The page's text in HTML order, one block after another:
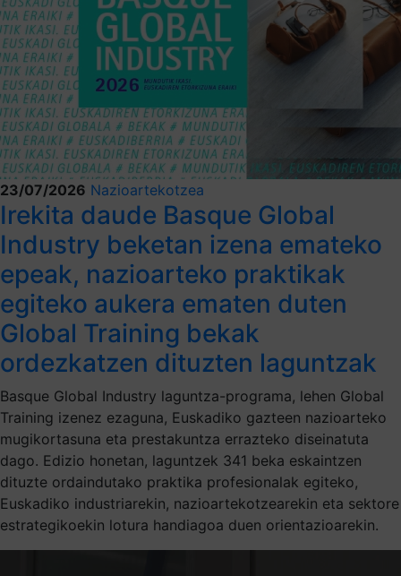
23/07/2026 Nazioartekotzea
Irekita daude Basque Global
Industry beketan izena emateko
epeak, nazioarteko praktikak
egiteko aukera ematen duten
Global Training bekak
ordezkatzen dituzten laguntzak
Basque Global Industry laguntza-programa, lehen Global
Training izenez ezaguna, Euskadiko gazteen nazioarteko
mugikortasuna eta prestakuntza errazteko diseinatuta
dago. Edizio honetan, laguntzek 341 beka eskaintzen
dituzte ordaindutako praktika profesionalak egiteko,
Euskadiko industriarekin, nazioartekotzearekin eta sektore
estrategikoekin lotura handiagoa duen orientazioarekin.